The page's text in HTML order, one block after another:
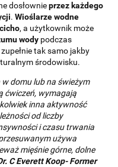
dosłownieprzez każdego
. Wioślarze wodne
, a użytkownik może
wody podczas
tak samo jakby
środowisku.
domu lub na świeżym
ćwiczeń, wymagają
inna aktywność
od liczby
i czasu trwania
używa
mięśnie górne, dolne
C Everett Koop- Former